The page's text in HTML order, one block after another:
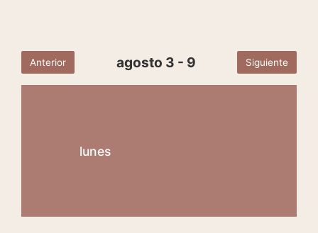
Anterior agosto 3 - 9 Siguiente
lunes